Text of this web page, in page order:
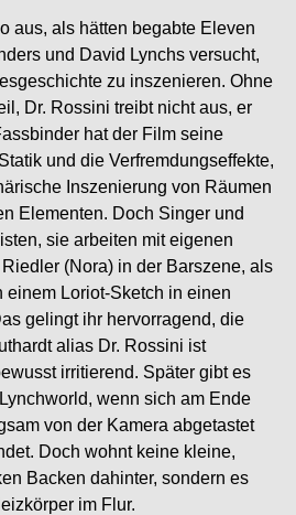
aus, als hätten begabte Eleven
und David Lynchs versucht,
zu inszenieren. Ohne
Dr. Rossini treibt nicht aus, er
hat der Film seine
und die Verfremdungseffekte,
Inszenierung von Räumen
Elementen. Doch Singer und
sie arbeiten mit eigenen
(Nora) in der Barszene, als
einem Loriot-Sketch in einen
gelingt ihr hervorragend, die
alias Dr. Rossini ist
irritierend. Später gibt es
wenn sich am Ende
von der Kamera abgetastet
Doch wohnt keine kleine,
Backen dahinter, sondern es
im Flur.